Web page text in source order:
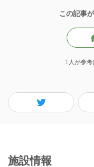
この記事
1人が参
施設情報